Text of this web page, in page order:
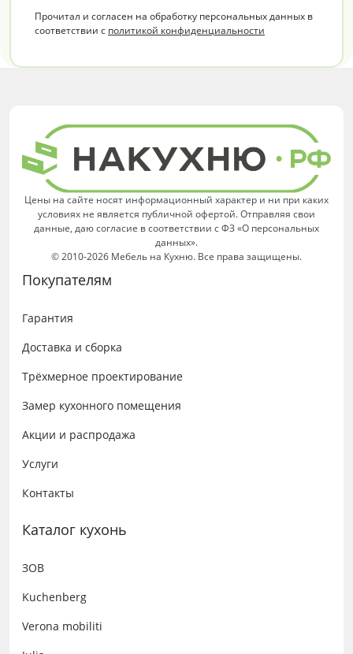
Прочитал и согласен на обработку персональных данных в
соответствии с политикой конфиденциальности
Цены на сайте носят информационный характер и ни при каких
условиях не является публичной офертой. Отправляя свои
данные, даю согласие в соответствии с ФЗ «О персональных
данных».
© 2010-2026 Мебель на Кухню. Все права защищены.
Покупателям
Гарантия
Доставка и сборка
Трёхмерное проектирование
Замер кухонного помещения
Акции и распродажа
Услуги
Контакты
Каталог кухонь
ЗОВ
Kuchenberg
Verona mobiliti